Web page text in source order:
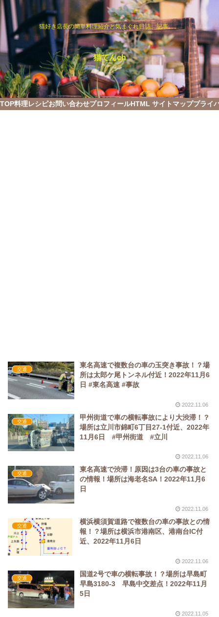
猫好き店長の簡単料理紹介と気まぐれ日誌、記事。。
猫てんch
TOP料理レシピお問い合わせプロフィールHTML サイトマッププライ
交通
東名高速で複数台の車の玉突き事故！？場
所は太郎ケ尾トンネル付近！2022年11月6
日 #東名高速 #事故
2022.11.06
交通
甲州街道で車の横転事故により大渋滞！？
場所は立川市錦町6丁目27-1付近、2022年
11月6日 #甲州街道 #立川
2022.11.06
交通
東名高速で渋滞！原因は3台の車の事故と
の情報！場所は海老名SA！2022年11月6
日
2022.11.06
交通
横浜横須賀道路で複数台の車の事故との情
報！？場所は横浜市港南区、港南台IC付
近、2022年11月6日
2022.11.06
交通
国道2号で車の横転事故！？場所は早島町
早島3180-3 早島中交差点！2022年11月
5日
2022.11.05